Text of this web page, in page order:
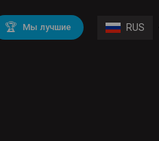
🏆 Мы лучшие RUS
BMW
Mercedes Benz